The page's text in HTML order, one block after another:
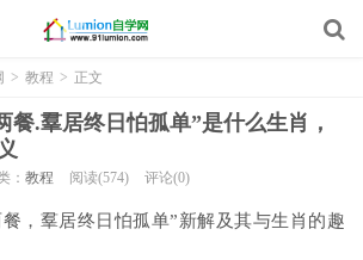
> 教程 > 正文
餐.羣居终日怕孤单”是什么生肖，
： 教程 阅读(574) 评论(0)
，羣居终日怕孤单”新解及其与生肖的趣